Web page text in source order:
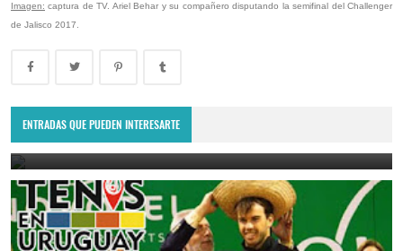
Imagen: captura de TV. Ariel Behar y su compañero disputando la semifinal del Challenger
de Jalisco 2017.
ENTRADAS QUE PUEDEN INTERESARTE
Lima Challenger: Ignacio Carou y Franco Roncadelli participarán en
el torneo ATP de Perú
June 23, 2025